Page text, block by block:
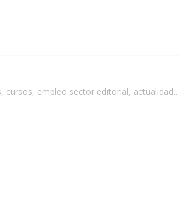
empleo sector editorial, actualidad...